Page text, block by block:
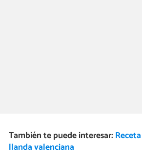
También te puede interesar:
llanda valenciana